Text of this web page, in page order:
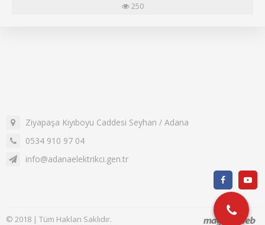
250
Ziyapaşa Kıyıboyu Caddesi Seyhan / Adana
0534 910 97 04
info@adanaelektrikci.gen.tr
© 2018 | Tüm Hakları Saklıdır.